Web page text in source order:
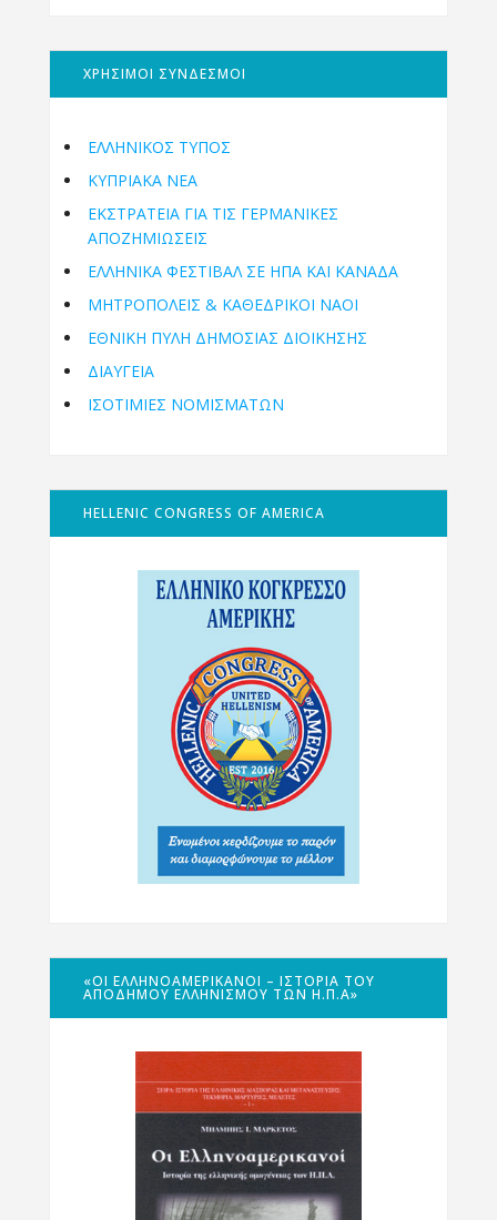
ΧΡΗΣΙΜΟΙ ΣΥΝΔΕΣΜΟΙ
ΕΛΛΗΝΙΚΟΣ ΤΥΠΟΣ
ΚΥΠΡΙΑΚΑ ΝΕΑ
ΕΚΣΤΡΑΤΕΙΑ ΓΙΑ ΤΙΣ ΓΕΡΜΑΝΙΚΕΣ
ΑΠΟΖΗΜΙΩΣΕΙΣ
ΕΛΛΗΝΙΚΆ ΦΕΣΤΙΒΆΛ ΣΕ ΗΠΑ ΚΑΙ ΚΑΝΑΔΑ
ΜΗΤΡΟΠΌΛΕΙΣ & ΚΑΘΕΔΡΙΚΟΊ ΝΑΟΊ
ΕΘΝΙΚΉ ΠΎΛΗ ΔΗΜΌΣΙΑΣ ΔΙΟΊΚΗΣΗΣ
ΔΙΑΥΓΕΙΑ
ΙΣΟΤΙΜΙΕΣ ΝΟΜΙΣΜΑΤΩΝ
HELLENIC CONGRESS OF AMERICA
«ΟΙ ΕΛΛΗΝΟΑΜΕΡΙΚΑΝΟΊ – ΙΣΤΟΡΊΑ ΤΟΥ
ΑΠΌΔΗΜΟΥ ΕΛΛΗΝΙΣΜΟΎ ΤΩΝ Η.Π.Α»